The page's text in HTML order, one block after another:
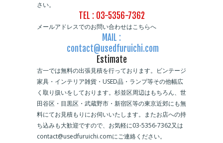
さい。
TEL : 03-5356-7362
メールアドレスでのお問い合わせはこちらへ
MAIL :
contact@usedfuruichi.com
Estimate
古一では無料の出張見積を行っております。ビンテージ
家具・インテリア雑貨・USED品・ランプ等その他幅広
く取り扱いをしております。杉並区周辺はもちろん、世
田谷区・目黒区・武蔵野市・新宿区等の東京近郊にも無
料にてお見積もりにお伺いいたします。またお店への持
ち込みも大歓迎ですので、お気軽に03-5356-7362又は
contact@usedfuruichi.comにご連絡ください。